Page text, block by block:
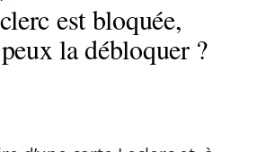
est bloquée,
la débloquer ?